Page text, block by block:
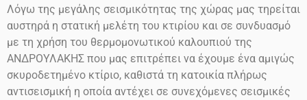
Λόγω της μεγάλης σεισμικότητας της χώρας μας τηρείται
αυστηρά η στατική μελέτη του κτιρίου και σε συνδυασμό
με τη χρήση του θερμομονωτικού καλουπιού της
ΑΝΔΡΟΥΛΑΚΗΣ που μας επιτρέπει να έχουμε ένα αμιγώς
σκυροδετημένο κτίριο, καθιστά τη κατοικία πλήρως
αντισεισμική η οποία αντέχει σε συνεχόμενες σεισμικές